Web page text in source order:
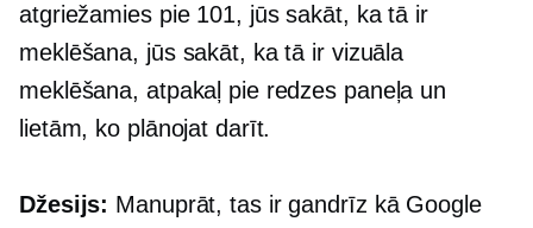
atgriežamies pie 101, jūs sakāt, ka tā ir
meklēšana, jūs sakāt, ka tā ir vizuāla
meklēšana, atpakaļ pie redzes paneļa un
lietām, ko plānojat darīt.
Džesijs: Manuprāt, tas ir gandrīz kā Google